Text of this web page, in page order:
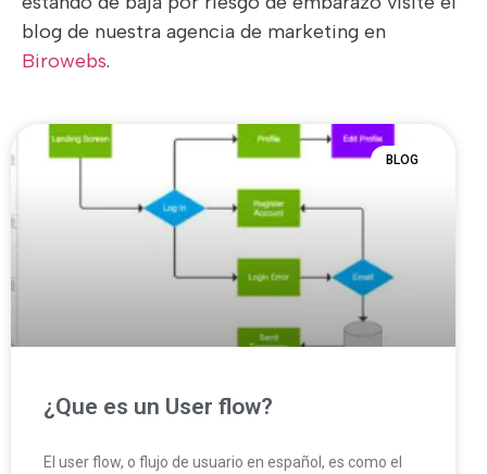
blog de nuestra agencia de marketing en
Birowebs.
BLOG
¿Que es un User flow?
El user flow, o flujo de usuario en español, es como el